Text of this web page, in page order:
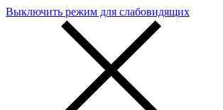
Выключить режим для слабовидящих